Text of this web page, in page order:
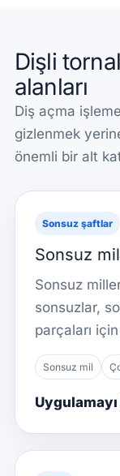
Dişli
alanları
Diş açma
gizlenmek
önemli bir alt
Sonsuz şaftlar
Sonsuz
Sonsuz
sonsuzlar,
parçaları
Sonsuz mil